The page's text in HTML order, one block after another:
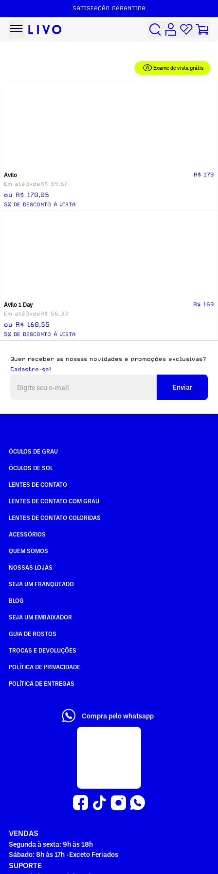
SATISFAÇÃO GARANTIDA
Exame de vista grátis
Avilo
R$ 179
Em até3xdeR$ 59,67
ou R$ 170,05
5% DE DESCONTO Á VISTA
Avilo 1 Day
R$ 169
Em até3xdeR$ 56,33
ou R$ 160,55
5% DE DESCONTO Á VISTA
Quer receber as nossas novidades e promoções exclusivas?
Cadastre-se!
Enviar
ÓCULOS DE GRAU
ÓCULOS DE SOL
LENTES DE CONTATO
LENTES DE CONTATO COM GRAU
LENTES DE CONTATO COLORIDAS
ACESSÓRIOS
QUEM SOMOS
NOSSAS LOJAS
SEJA UM FRANQUEADO
BLOG
SEJA UM EMBAIXADOR
GUIA DE ROSTOS
TROCAS E DEVOLUÇÕES
POLÍTICA DE PRIVACIDADE
POLÍTICA DE ENTREGAS
Compra pelo whatsapp
VENDAS
Segunda à sexta: 9h às 18h
Sábado: 8h às 17h -Exceto Feriados
SUPORTE